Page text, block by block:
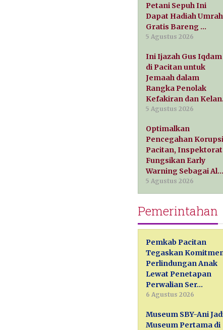
Petani Sepuh Ini
Dapat Hadiah Umrah
Gratis Bareng …
5 Agustus 2026
Ini Ijazah Gus Iqdam
di Pacitan untuk
Jemaah dalam
Rangka Penolak
Kefakiran dan
5 Agustus 2026
Optimalkan
Pencegahan Korupsi
Pacitan, Inspektorat
Fungsikan Early
Warning Sebagai Al…
5 Agustus 2026
Pemerintahan
Pemkab Pacitan
Tegaskan
Perlindungan Anak
Lewat Penetapan
Perwalian Ser…
6 Agustus 2026
Museum SBY-Ani
Museum Pertama di